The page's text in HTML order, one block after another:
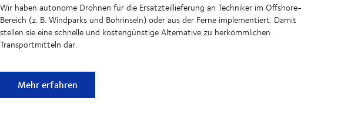
Wir haben autonome Drohnen für die Ersatzteillieferung an Techniker im Offshore-
Bereich (z. B. Windparks und Bohrinseln) oder aus der Ferne implementiert. Damit
stellen sie eine schnelle und kostengünstige Alternative zu herkömmlichen
Transportmitteln dar.
Offshore-Frachtdrohnen
Mehr erfahren